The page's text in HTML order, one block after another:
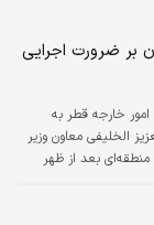
تولیدی این میدان مشترک
هنگفت عرضه می‌کند.
بر ضرورت اجرایی
خارجه قطر به
الخلیفی معاون وزیر
منطقه‌ای بعد از ظهر